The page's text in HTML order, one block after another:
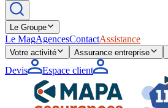
Le Groupe
Le MagAgencesContactAssistance
Votre activité Assurance entreprise
Devis Espace client